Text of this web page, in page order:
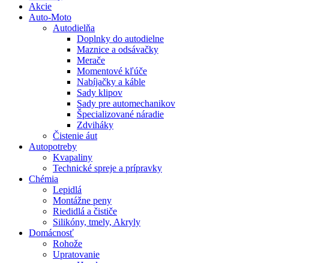
Akcie
Auto-Moto
Autodielňa
Doplnky do autodielne
Maznice a odsávačky
Merače
Momentové kľúče
Nabíjačky a káble
Sady klipov
Sady pre automechanikov
Špecializované náradie
Zdviháky
Čistenie áut
Autopotreby
Kvapaliny
Technické spreje a prípravky
Chémia
Lepidlá
Montážne peny
Riedidlá a čističe
Silikóny, tmely, Akryly
Domácnosť
Rohože
Upratovanie